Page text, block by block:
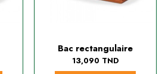
Bac rectangulaire
13,090 TND